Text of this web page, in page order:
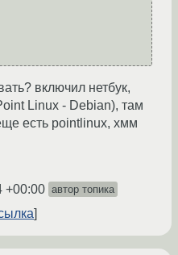
включил нетбук,
Linux - Debian), там
есть pointlinux, хмм
+00:00 автор топика